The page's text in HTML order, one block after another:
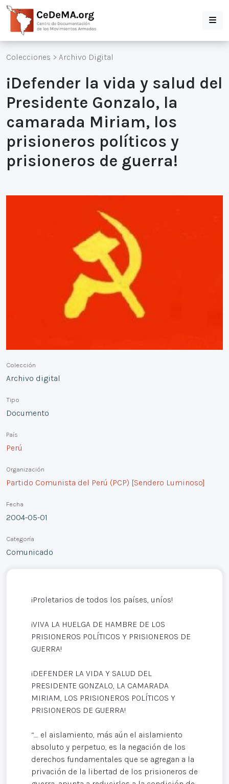
Colecciones > Archivo Digital
¡Defender la vida y salud del
Presidente Gonzalo, la
camarada Miriam, los
prisioneros políticos y
prisioneros de guerra!
Colección
Archivo digital
Tipo
Documento
País
Perú
Organización
Partido Comunista del Perú (PCP) [Sendero Luminoso]
Fecha
2004-05-01
Categoría
Comunicado
¡Proletarios de todos los países, uníos!
¡VIVA LA HUELGA DE HAMBRE DE LOS
PRISIONEROS POLÍTICOS Y PRISIONEROS DE
GUERRA!
¡DEFENDER LA VIDA Y SALUD DEL
PRESIDENTE GONZALO, LA CAMARADA
MIRIAM, LOS PRISIONEROS POLÍTICOS Y
PRISIONEROS DE GUERRA!
“.... el aislamiento, más aún el aislamiento
absoluto y perpetuo, es la negación de los
derechos fundamentales que se agregan a la
privación de la libertad de los prisioneros de